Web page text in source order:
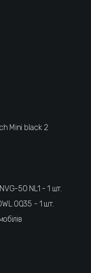
Mini black 2
50 NL1 - 1 шт.
OQ35 - 1 шт.